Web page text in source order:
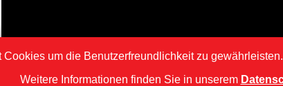
Cookies um die Benutzerfreundlichkeit zu
Weitere Informationen finden Sie in unserem